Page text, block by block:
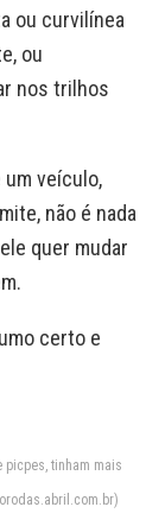
ou curvilínea
ou
nos trilhos
veículo,
não é nada
quer mudar
certo e
tinham mais